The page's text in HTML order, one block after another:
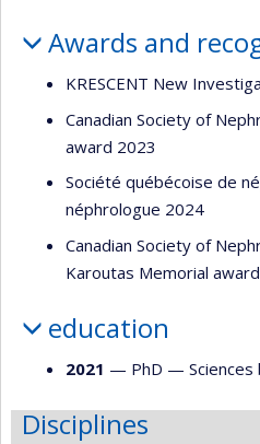
Awards and
KRESCENT New
Canadian Society of
award 2023
Société québécoise de
néphrologue 2024
Canadian Society of
Karoutas Memorial award
education
2021 — PhD —
Disciplines